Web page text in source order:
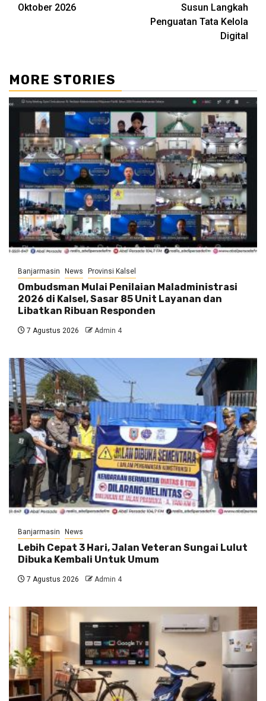
Oktober 2026
Susun Langkah
Penguatan Tata Kelola
Digital
MORE STORIES
Banjarmasin News Provinsi Kalsel
Ombudsman Mulai Penilaian Maladministrasi
2026 di Kalsel, Sasar 85 Unit Layanan dan
Libatkan Ribuan Responden
7 Agustus 2026 Admin 4
Banjarmasin News
Lebih Cepat 3 Hari, Jalan Veteran Sungai Lulut
Dibuka Kembali Untuk Umum
7 Agustus 2026 Admin 4